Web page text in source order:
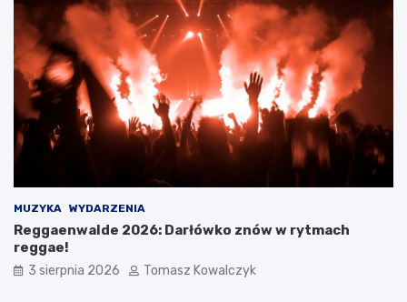
MUZYKA WYDARZENIA
Reggaenwalde 2026: Darłówko znów w rytmach
reggae!
3 sierpnia 2026 Tomasz Kowalczyk